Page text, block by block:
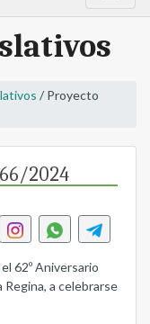
/ Proyecto
2024
62º Aniversario
a celebrarse